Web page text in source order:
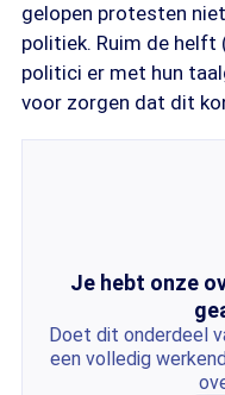
gelopen protesten
politiek. Ruim de
politici er met hun
voor zorgen dat dit
Je hebt onze
Doet dit onderdeel
een volledig